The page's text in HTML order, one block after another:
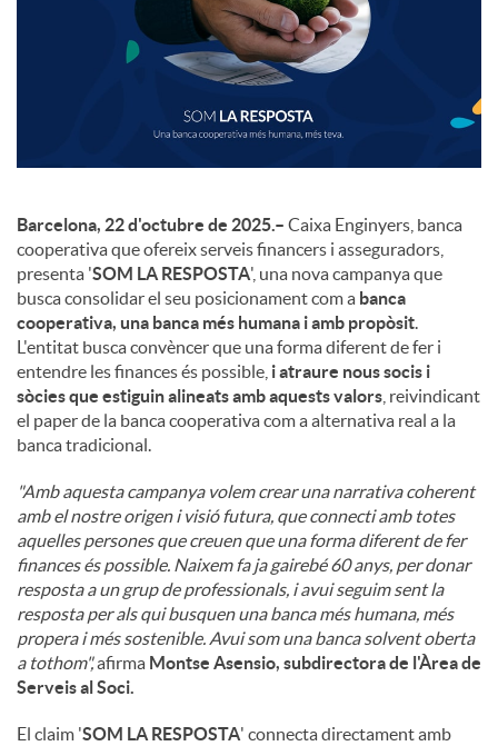
Barcelona, 22 d'octubre de 2025.– Caixa Enginyers, banca
cooperativa que ofereix serveis financers i asseguradors,
presenta 'SOM LA RESPOSTA', una nova campanya que
busca consolidar el seu posicionament com a banca
cooperativa, una banca més humana i amb propòsit
L'entitat busca convèncer que una forma diferent de fer i
entendre les finances és possible, i atraure nous socis i
sòcies que estiguin alineats amb aquests valors , reivindicant
el paper de la banca cooperativa com a alternativa real a la
banca tradicional.
"Amb aquesta campanya volem crear una narrativa coherent
amb el nostre origen i visió futura, que connecti amb totes
aquelles persones que creuen que una forma diferent de fer
finances és possible. Naixem fa ja gairebé 60 anys, per donar
resposta a un grup de professionals, i avui seguim sent la
resposta per als qui busquen una banca més humana, més
propera i més sostenible. Avui som una banca solvent oberta
a tothom",afirma Montse Asensio, subdirectora de l'Àrea de
Serveis al Soci.
El claim 'SOM LA RESPOSTA' connecta directament amb